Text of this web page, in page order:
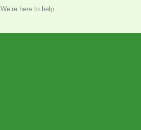
We’re here to help